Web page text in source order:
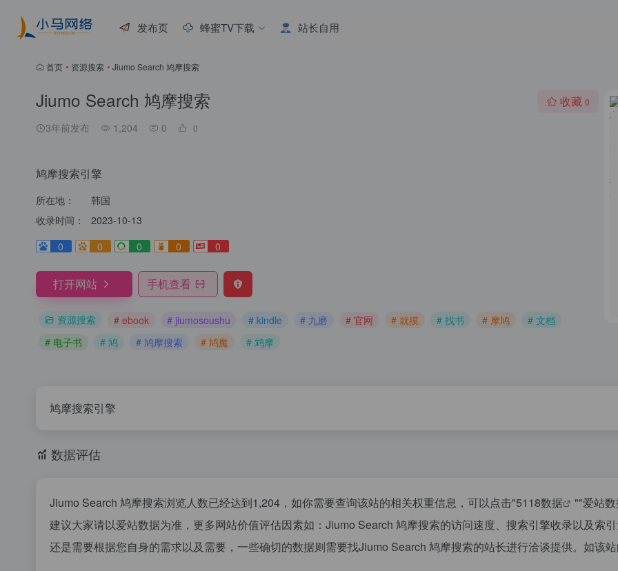
发布页 蜂蜜TV下载 站长自用
首页 • 资源搜索 • Jiumo Search 鸠摩搜索
Jiumo Search 鸠摩搜索
3年前发布 1,204 0 0
收藏 0
鸠摩搜索引擎
所在地：
韩国
收录时间：
2023-10-13
0
0 0 0 0
打开网站 手机查看
资源搜索 # ebook # jiumosoushu # kindle # 九磨 # 官网 # 就摸 # 找书 # 摩鸠
# 文档
# 电子书
# 鸠 # 鸠摩搜索 # 鸠魔 # 鸩摩
鸠摩搜索引擎
数据评估
Jiumo Search 鸠摩搜索浏览人数已经达到1,204，如你需要查询该站的相关权重信息，可以点击"5118数据 ""爱站
建议大家请以爱站数据为准，更多网站价值评估因素如：Jiumo Search 鸠摩搜索的访问速度、搜索引擎收录以及索
还是需要根据您自身的需求以及需要，一些确切的数据则需要找Jiumo Search 鸠摩搜索的站长进行洽谈提供。如该